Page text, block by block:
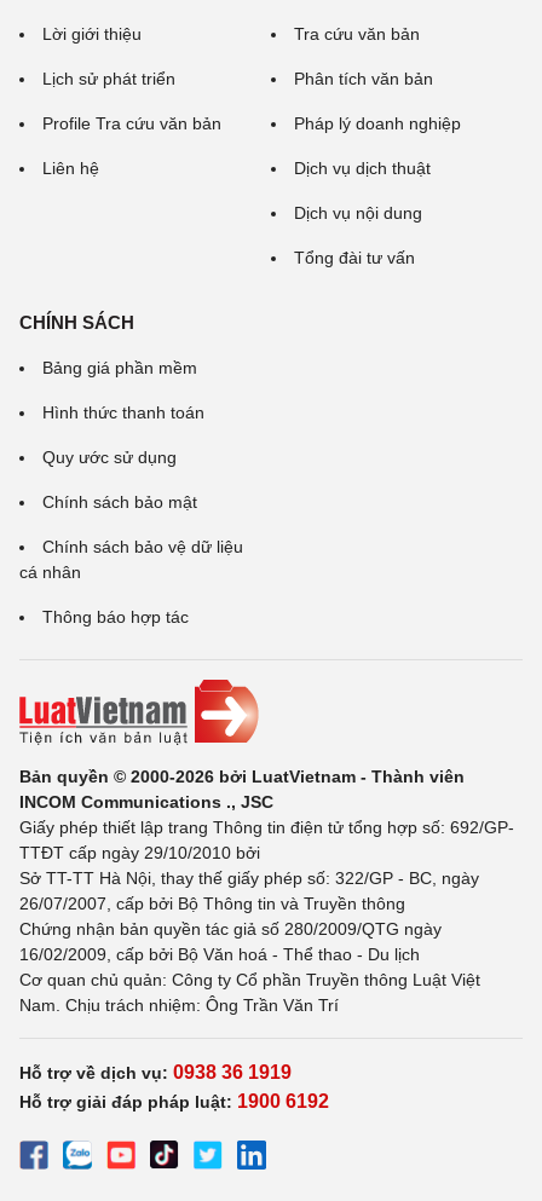
Lời giới thiệu
Lịch sử phát triển
Profile Tra cứu văn bản
Liên hệ
Tra cứu văn bản
Phân tích văn bản
Pháp lý doanh nghiệp
Dịch vụ dịch thuật
Dịch vụ nội dung
Tổng đài tư vấn
CHÍNH SÁCH
Bảng giá phần mềm
Hình thức thanh toán
Quy ước sử dụng
Chính sách bảo mật
Chính sách bảo vệ dữ liệu
cá nhân
Thông báo hợp tác
Bản quyền © 2000-2026 bởi LuatVietnam - Thành viên
INCOM Communications ., JSC
Giấy phép thiết lập trang Thông tin điện tử tổng hợp số: 692/GP-
TTĐT cấp ngày 29/10/2010 bởi
Sở TT-TT Hà Nội, thay thế giấy phép số: 322/GP - BC, ngày
26/07/2007, cấp bởi Bộ Thông tin và Truyền thông
Chứng nhận bản quyền tác giả số 280/2009/QTG ngày
16/02/2009, cấp bởi Bộ Văn hoá - Thể thao - Du lịch
Cơ quan chủ quản: Công ty Cổ phần Truyền thông Luật Việt
Nam. Chịu trách nhiệm: Ông Trần Văn Trí
Hỗ trợ về dịch vụ: 0938 36 1919
Hỗ trợ giải đáp pháp luật: 1900 6192